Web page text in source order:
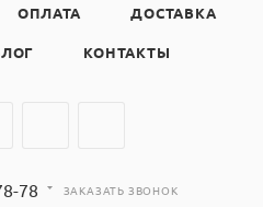
ОПЛАТА ДОСТАВКА
КОНТАКТЫ
78 ЗАКАЗАТЬ ЗВОНОК